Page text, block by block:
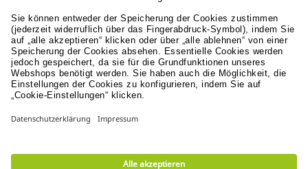
© Lyreco 2026
Impressum|AGB|
Nutzungsbedingungen